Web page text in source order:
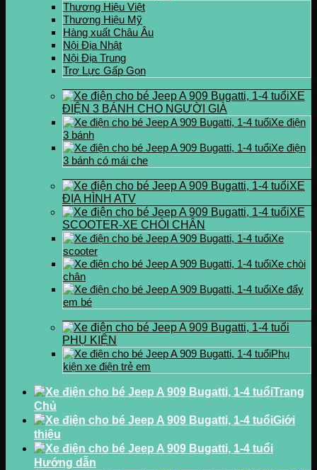
Thương Hiệu Việt
Thương Hiệu Mỹ
Hàng xuất Châu Âu
Nội Địa Nhật
Nội Địa Trung
Trợ Lực Gấp Gọn
XE
ĐIỆN 3 BÁNH CHO NGƯỜI GIÀ
Xe điện
3 bánh
Xe điện
3 bánh có mái che
XE
ĐỊA HÌNH ATV
XE
SCOOTER-XE CHÒI CHÂN
Xe
scooter
Xe chòi
chân
Xe đẩy
em bé
PHỤ KIỆN
Phụ
kiện xe điện trẻ em
Trang
Chủ
Giới
thiệu
Hướng dẫn